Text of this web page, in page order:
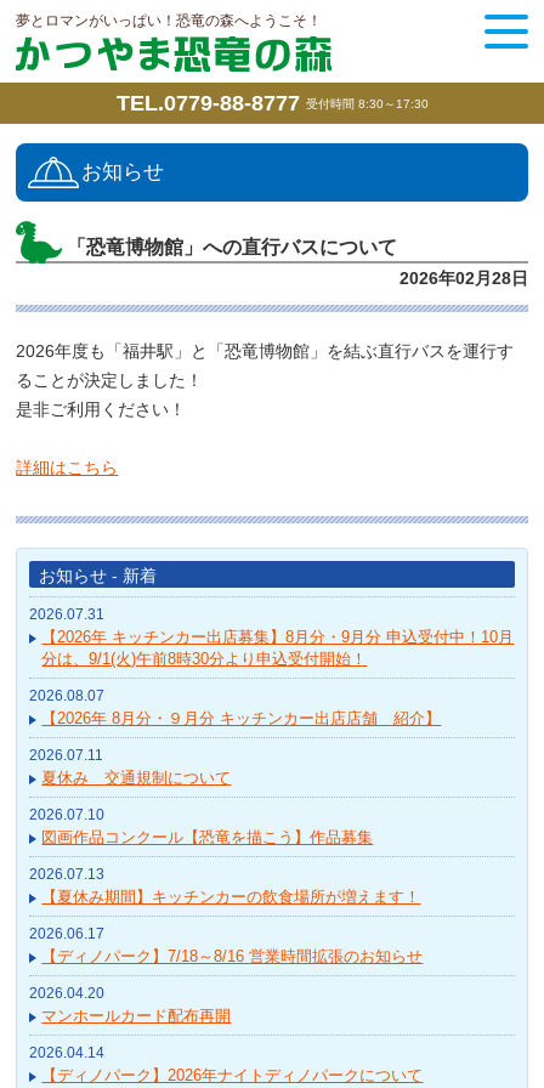
夢とロマンがいっぱい！恐竜の森へようこそ！
TEL.0779-88-8777 受付時間 8:30～17:30
お知らせ
「恐竜博物館」への直行バスについて
2026年02月28日
2026年度も「福井駅」と「恐竜博物館」を結ぶ直行バスを運行す
ることが決定しました！
是非ご利用ください！
詳細はこちら
お知らせ - 新着
2026.07.31
【2026年 キッチンカー出店募集】8月分・9月分 申込受付中！10月
分は、9/1(火)午前8時30分より申込受付開始！
2026.08.07
【2026年 8月分・９月分 キッチンカー出店店舗 紹介】
2026.07.11
夏休み 交通規制について
2026.07.10
図画作品コンクール【恐竜を描こう】作品募集
2026.07.13
【夏休み期間】キッチンカーの飲食場所が増えます！
2026.06.17
【ディノパーク】7/18～8/16 営業時間拡張のお知らせ
2026.04.20
マンホールカード配布再開
2026.04.14
【ディノパーク】2026年ナイトディノパークについて